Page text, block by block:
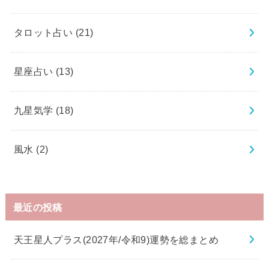
タロット占い (21)
星座占い (13)
九星気学 (18)
風水 (2)
最近の投稿
天王星人プラス(2027年/令和9)運勢を総まとめ